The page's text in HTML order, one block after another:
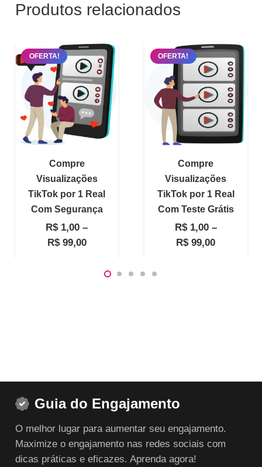
Produtos relacionados
OFERTA!
Compre
Visualizações
TikTok por 1 Real
Com Segurança
R$1,00 –
R$99,00Faixa
preço:
OFERTA!
Compre
Visualizações
TikTok por 1 Real
Com Teste Grátis
R$1,00 –
R$99,00Faixa
Guia do Engajamento
O melhor lugar para aumentar seu engajamento.
Maximize o engajamento nas redes sociais com
dicas práticas e eficazes. Aprenda agora!